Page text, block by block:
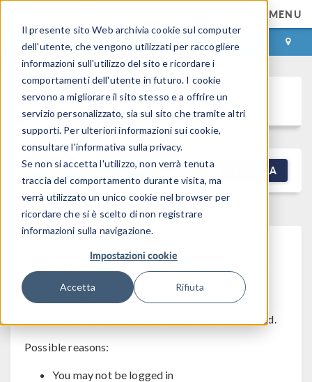
Il presente sito Web archivia cookie sul computer
dell'utente, che vengono utilizzati per raccogliere
informazioni sull'utilizzo del sito e ricordare i
comportamenti dell'utente in futuro. I cookie
servono a migliorare il sito stesso e a offrire un
servizio personalizzato, sia sul sito che tramite altri
supporti. Per ulteriori informazioni sui cookie,
consultare l'informativa sulla privacy.
Se non si accetta l'utilizzo, non verrà tenuta
traccia del comportamento durante visita, ma
verrà utilizzato un unico cookie nel browser per
ricordare che si è scelto di non registrare
informazioni sulla navigazione.
Impostazioni cookie
Accetta Rifiuta
MENU
ACCEDI CONTACT
Discussion Forum
NEW DISCUSSION FILTRA
This forum post cannot be
viewed
The post you are trying to view cannot be displayed.
Possible reasons:
You may not be logged in